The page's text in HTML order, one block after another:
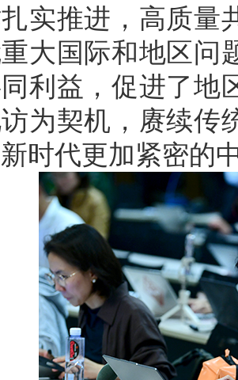
实推进，高质量
大国际和地区问
利益，促进了地
为契机，赓续传
时代更加紧密的